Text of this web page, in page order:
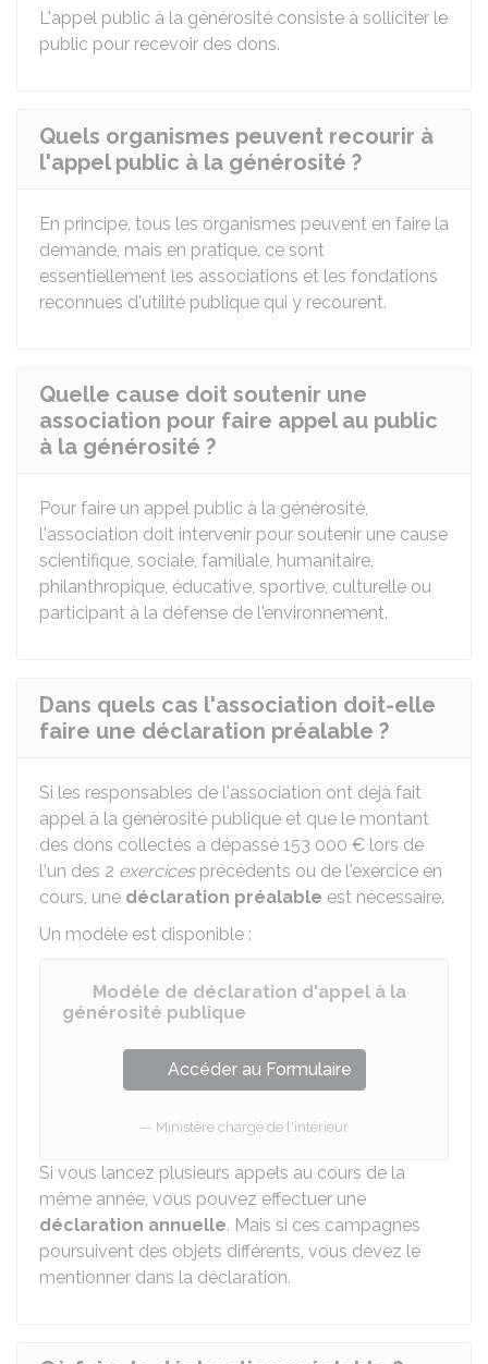
L'appel public à la générosité consiste à solliciter le
public pour recevoir des dons.
Quels organismes peuvent recourir à
l'appel public à la générosité ?
En principe, tous les organismes peuvent en faire la
demande, mais en pratique, ce sont
essentiellement les associations et les fondations
reconnues d'utilité publique qui y recourent.
Quelle cause doit soutenir une
association pour faire appel au public
à la générosité ?
Pour faire un appel public à la générosité,
l'association doit intervenir pour soutenir une cause
scientifique, sociale, familiale, humanitaire,
philanthropique, éducative, sportive, culturelle ou
participant à la défense de l'environnement.
Dans quels cas l'association doit-elle
faire une déclaration préalable ?
Si les responsables de l'association ont déjà fait
appel à la générosité publique et que le montant
des dons collectés a dépassé 153 000 € lors de
l'un des 2 exercicesprécédents ou de l'exercice en
cours, une déclaration préalable est nécessaire.
Un modèle est disponible :
Modéle de déclaration d'appel à la
générosité publique
Accéder au Formulaire
Ministère chargé de l'intérieur
Si vous lancez plusieurs appels au cours de la
même année, vous pouvez effectuer une
déclaration annuelle. Mais si ces campagnes
poursuivent des objets différents, vous devez le
mentionner dans la déclaration.